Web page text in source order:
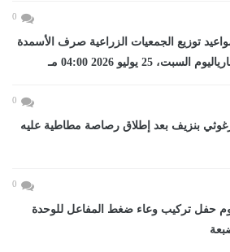
0
توزيع الجمعيات الزراعية صرف الأسمدة
25 يوليو 2026 04:00 مـ
0
بنزيف بعد إطلاق رصاصة مطاطية عليه
0
حفل تركيب وعاء ضغط المفاعل للوحدة